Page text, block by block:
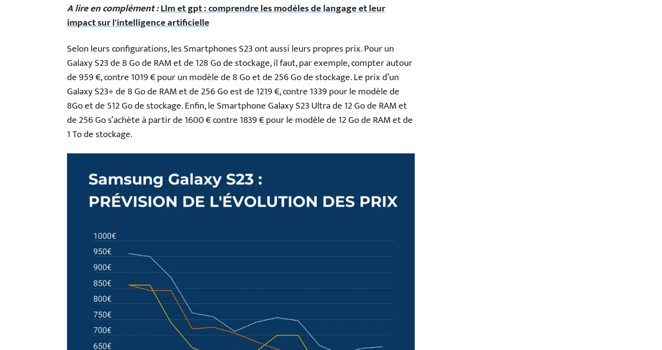
A lire en complément :Llm et gpt : comprendre les modèles de langage et leur
impact sur l'intelligence artificielle
Selon leurs configurations, les Smartphones S23 ont aussi leurs propres prix. Pour un
Galaxy S23 de 8 Go de RAM et de 128 Go de stockage, il faut, par exemple, compter autour
de 959 €, contre 1019 € pour un modèle de 8 Go et de 256 Go de stockage. Le prix d’un
Galaxy S23+ de 8 Go de RAM et de 256 Go est de 1219 €, contre 1339 pour le modèle de
8Go et de 512 Go de stockage. Enfin, le Smartphone Galaxy S23 Ultra de 12 Go de RAM et
de 256 Go s’achète à partir de 1600 € contre 1839 € pour le modèle de 12 Go de RAM et de
1 To de stockage.